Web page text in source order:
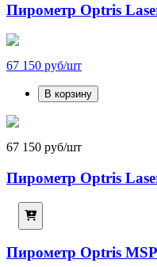
Пирометр Optris
67 150 руб/шт
В корзину
67 150 руб/шт
Пирометр Optris
Пирометр Optris